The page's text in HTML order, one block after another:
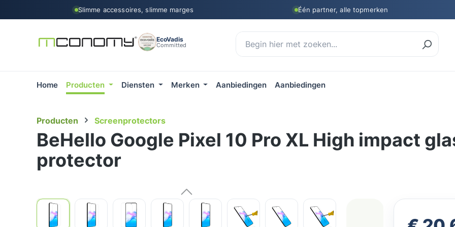
de hoofdinhoud
Ga naar de zoekopdracht
Ga naar de hoofdnavigatieSlimme accessoires, slimme marges Één partner, alle topmerken
EcoVadis
Committed
Home Producten Diensten Merken Aanbiedingen Aanbiedingen
Producten Screenprotectors
BeHello Google Pixel 10 Pro XL High impact
protector